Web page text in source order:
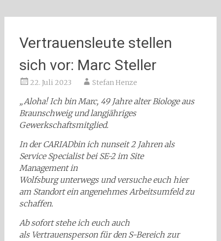
Vertrauensleute stellen
sich vor: Marc Steller
22. Juli 2023 Stefan Henze
„Aloha!Ich bin Marc, 49 Jahre alter Biologeaus
Braunschweig undlangjähriges
Gewerkschaftsmitglied.
In der CARIADbin ichnunseit 2 Jahrenals
Service SpecialistbeiSE-2im Site
Managementin
Wolfsburgunterwegsundversuche euch hier
am Standortein angenehmes Arbeitsumfeld zu
schaffen.
Ab sofort stehe ich euch auch
als Vertrauensperson für den S-Bereich zur